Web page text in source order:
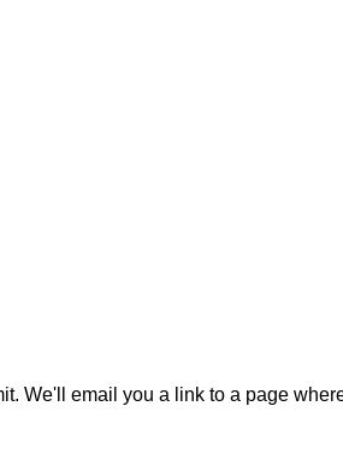
We'll email you a link to a page